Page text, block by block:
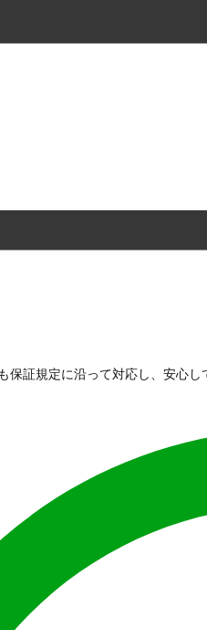
保証規定に沿って対応し、安心